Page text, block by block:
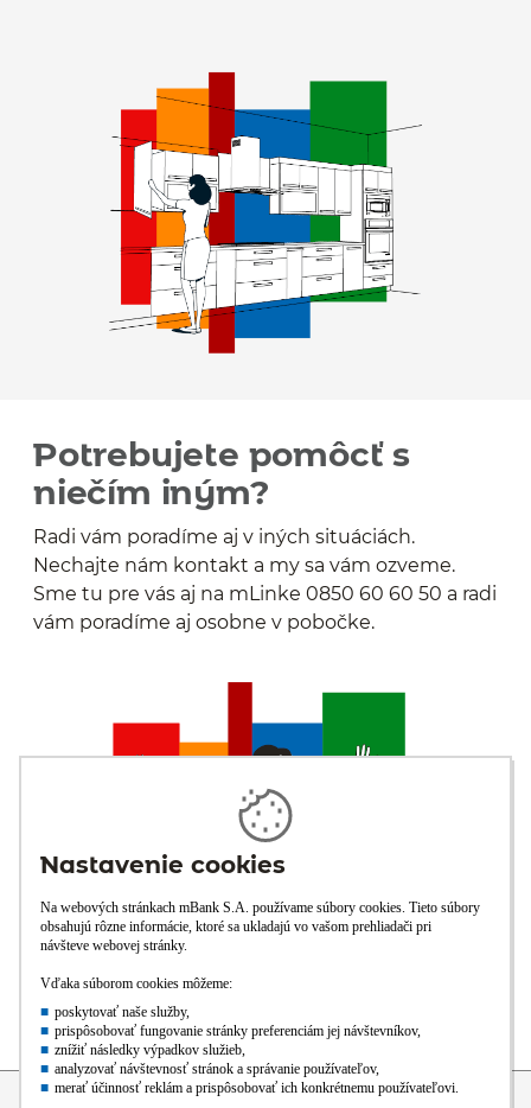
Potrebujete pomôcť s
niečím iným?
Radi vám poradíme aj v iných situáciách.
Nechajte nám kontakt a my sa vám ozveme.
Sme tu pre vás aj na mLinke 0850 60 60 50 a radi
vám poradíme aj osobne v pobočke.
Prejsť na začiatok stránky
Preskočiť na začiatok obsahu